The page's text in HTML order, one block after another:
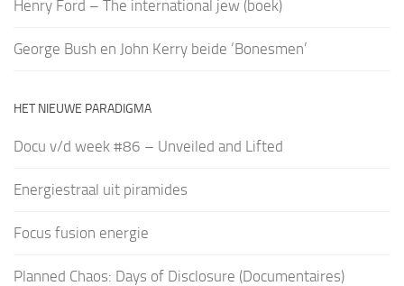
Henry Ford – The international jew (boek)
George Bush en John Kerry beide ‘Bonesmen’
HET NIEUWE PARADIGMA
Docu v/d week #86 – Unveiled and Lifted
Energiestraal uit piramides
Focus fusion energie
Planned Chaos: Days of Disclosure (Documentaires)